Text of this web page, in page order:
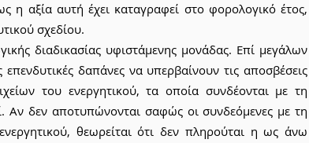
η αξία αυτή έχει καταγραφεί στο φορολογικό έτος,
σχεδίου.
διαδικασίας υφιστάμενης μονάδας. Επί μεγάλων
επενδυτικές δαπάνες να υπερβαίνουν τις αποσβέσεις
του ενεργητικού, τα οποία συνδέονται με τη
Αν δεν αποτυπώνονται σαφώς οι συνδεόμενες με τη
θεωρείται ότι δεν πληρούται η ως άνω